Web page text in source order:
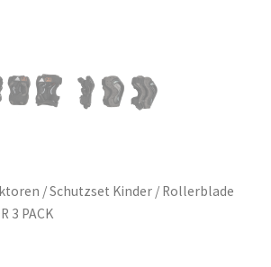
/Schutzset Kinder / Rollerblade
3 PACK